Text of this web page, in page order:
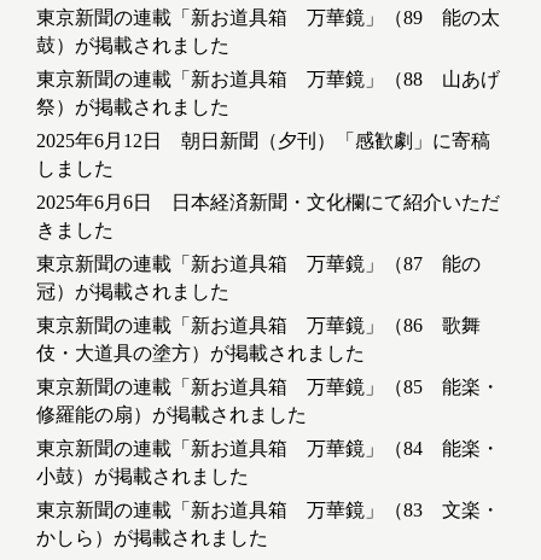
東京新聞の連載「新お道具箱 万華鏡」（89 能の太
鼓）が掲載されました
東京新聞の連載「新お道具箱 万華鏡」（88 山あげ
祭）が掲載されました
2025年6月12日 朝日新聞（夕刊）「感歓劇」に寄稿
しました
2025年6月6日 日本経済新聞・文化欄にて紹介いただ
きました
東京新聞の連載「新お道具箱 万華鏡」（87 能の
冠）が掲載されました
東京新聞の連載「新お道具箱 万華鏡」（86 歌舞
伎・大道具の塗方）が掲載されました
東京新聞の連載「新お道具箱 万華鏡」（85 能楽・
修羅能の扇）が掲載されました
東京新聞の連載「新お道具箱 万華鏡」（84 能楽・
小鼓）が掲載されました
東京新聞の連載「新お道具箱 万華鏡」（83 文楽・
かしら）が掲載されました